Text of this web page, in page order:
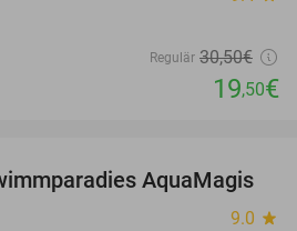
Regulär 30,50€
19,50€
35%
AquaMagis
9.0 star